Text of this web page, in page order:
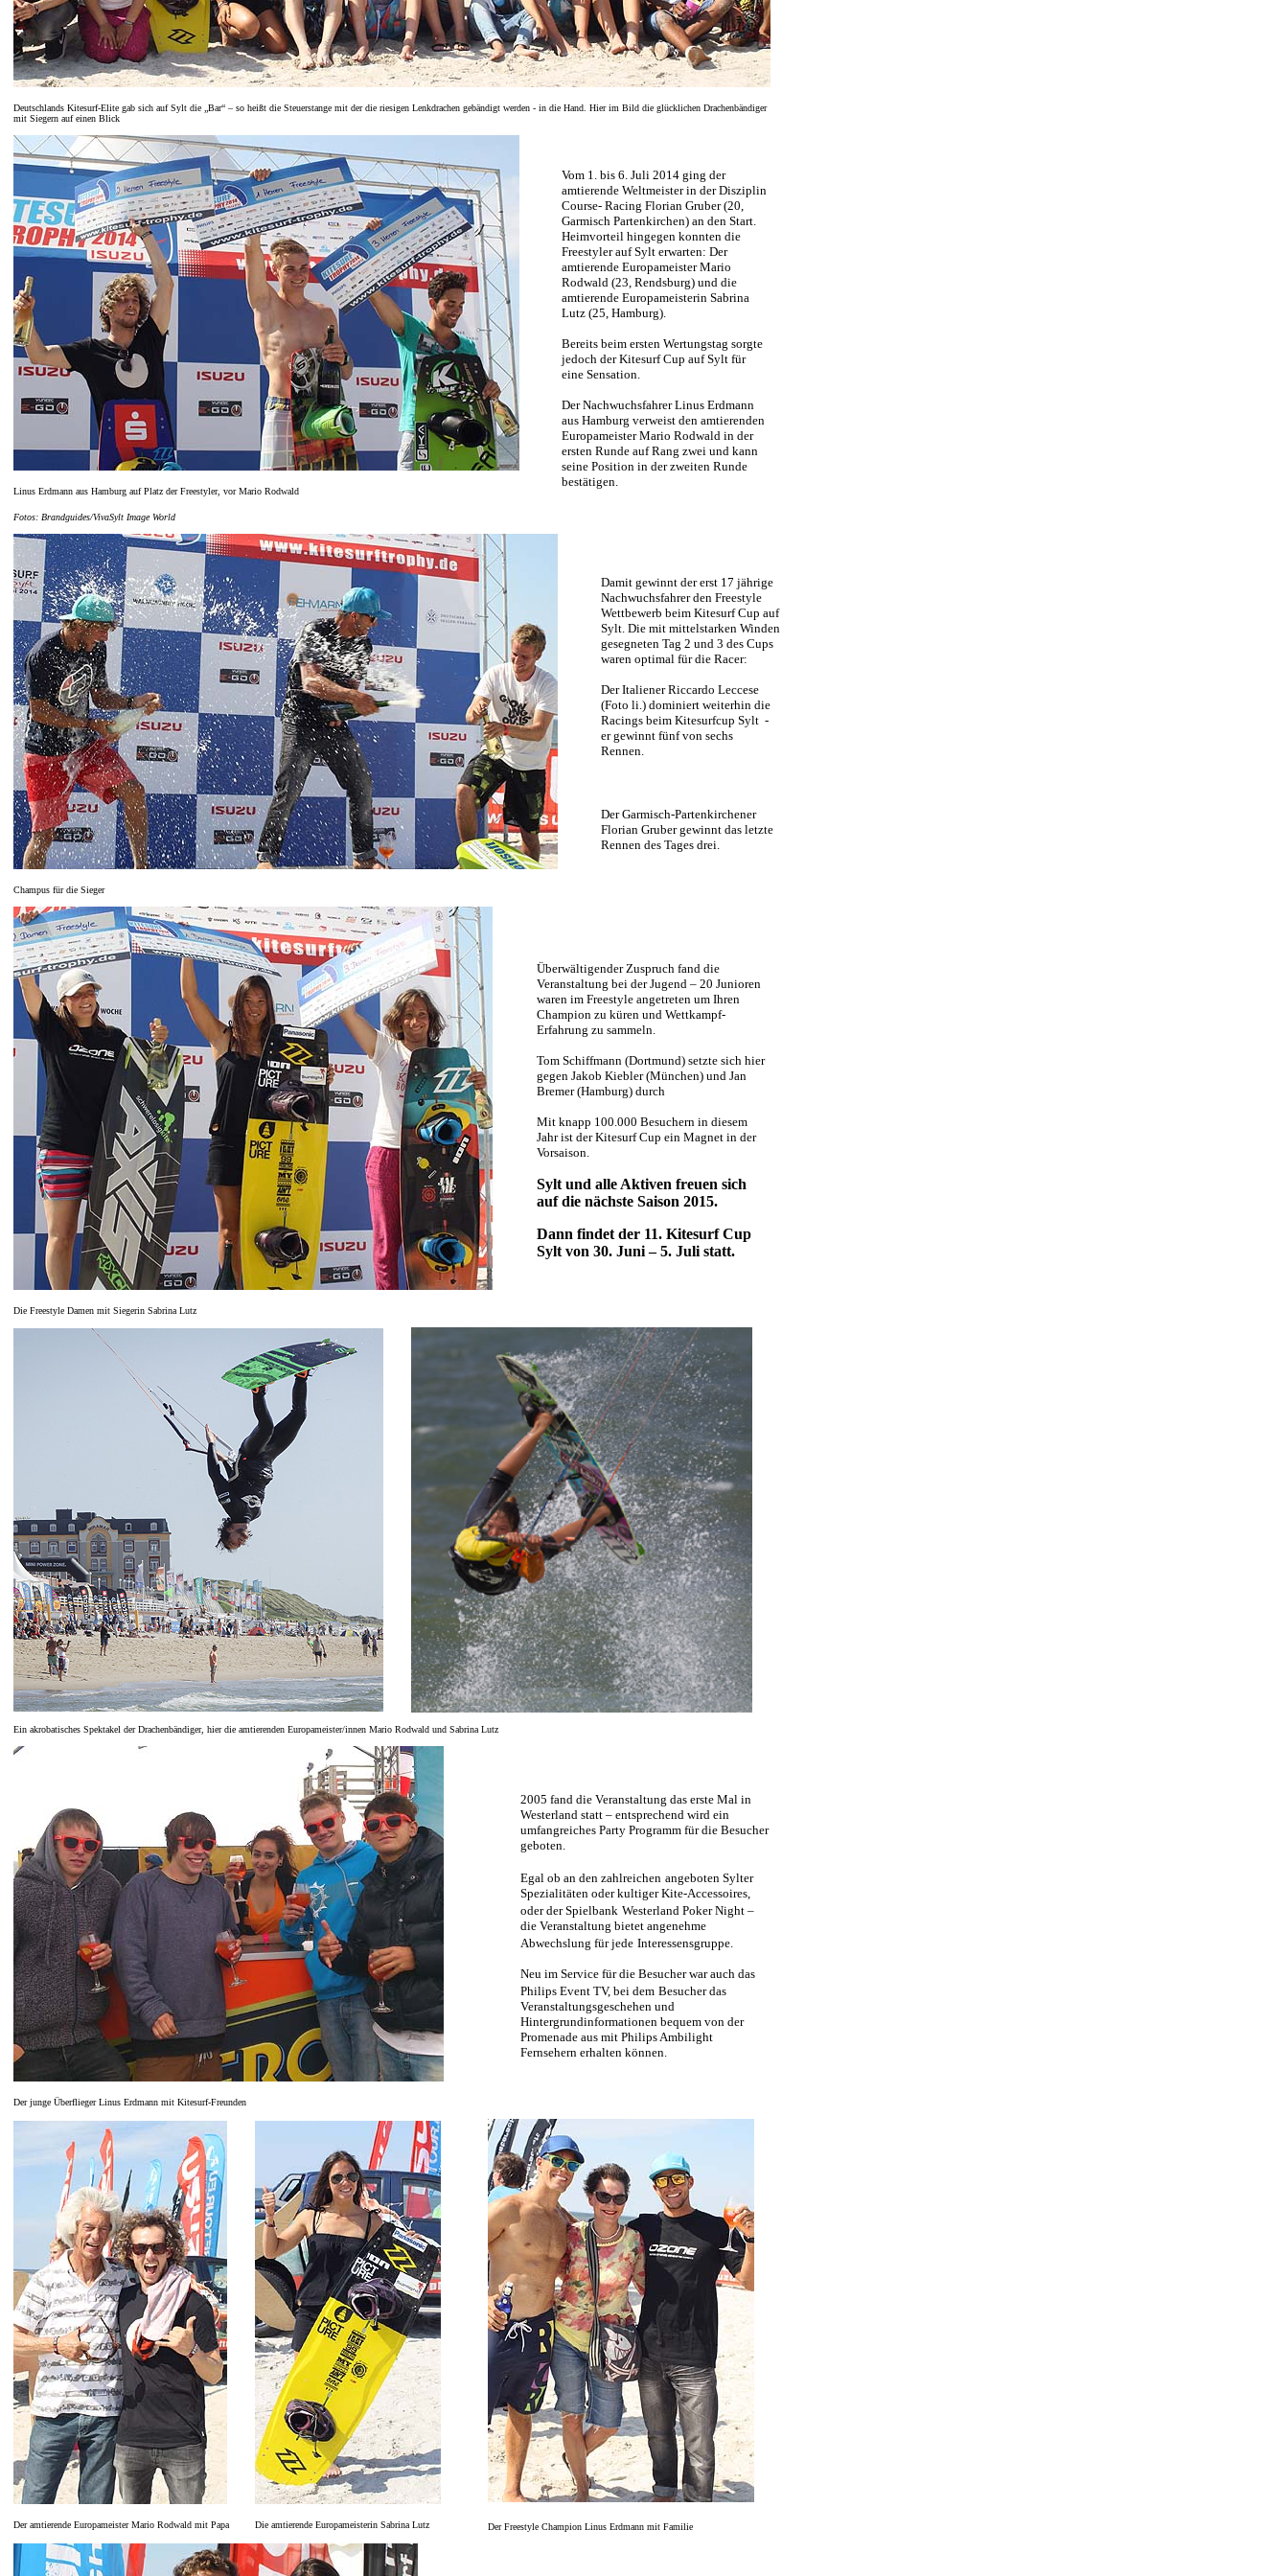
Deutschlands Kitesurf-Elite gab sich auf Sylt die „Bar“ – so heißt die Steuerstange mit der die riesigen Lenkdrachen gebändigt werden - in die Hand. Hier im Bild die glücklichen Drachenbändiger
mit Siegern auf einen Blick
Linus Erdmann aus Hamburg auf Platz der Freestyler, vor Mario Rodwald
Fotos: Brandguides/VivaSylt Image World
Vom 1. bis 6. Juli 2014 ging der
amtierende Weltmeister in der Disziplin
Course- Racing Florian Gruber (20,
Garmisch Partenkirchen) an den Start.
Heimvorteil hingegen konnten die
Freestyler auf Sylt erwarten: Der
amtierende Europameister Mario
Rodwald (23, Rendsburg) und die
amtierende Europameisterin Sabrina
Lutz (25, Hamburg).
Bereits beim ersten Wertungstag sorgte
jedoch der Kitesurf Cup auf Sylt für
eine Sensation.
Der Nachwuchsfahrer Linus Erdmann
aus Hamburg verweist den amtierenden
Europameister Mario Rodwald in der
ersten Runde auf Rang zwei und kann
seine Position in der zweiten Runde
bestätigen.
Champus für die Sieger
Damit gewinnt der erst 17 jährige
Nachwuchsfahrer den Freestyle
Wettbewerb beim Kitesurf Cup auf
Sylt. Die mit mittelstarken Winden
gesegneten Tag 2 und 3 des Cups
waren optimal für die Racer:
Der Italiener Riccardo Leccese
(Foto li.) dominiert weiterhin die
Racings beim Kitesurfcup Sylt -
er gewinnt fünf von sechs
Rennen.
Der Garmisch-Partenkirchener
Florian Gruber gewinnt das letzte
Rennen des Tages drei.
Die Freestyle Damen mit Siegerin Sabrina Lutz
Überwältigender Zuspruch fand die
Veranstaltung bei der Jugend – 20 Junioren
waren im Freestyle angetreten um Ihren
Champion zu küren und Wettkampf-
Erfahrung zu sammeln.
Tom Schiffmann (Dortmund) setzte sich hier
gegen Jakob Kiebler (München) und Jan
Bremer (Hamburg) durch
Mit knapp 100.000 Besuchern in diesem
Jahr ist der Kitesurf Cup ein Magnet in der
Vorsaison.
Sylt und alle Aktiven freuen sich
auf die nächste Saison 2015.
Dann findet der 11. Kitesurf Cup
Sylt von 30. Juni – 5. Juli statt.
Ein akrobatisches Spektakel der Drachenbändiger, hier die amtierenden Europameister/innen Mario Rodwald und Sabrina Lutz
Der junge Überflieger Linus Erdmann mit Kitesurf-Freunden
2005 fand die Veranstaltung das erste Mal in
Westerland statt – entsprechend wird ein
umfangreiches Party Programm für die Besucher
geboten.
Egal ob an den zahlreichen angeboten Sylter
Spezialitäten oder kultiger Kite-Accessoires,
oder der Spielbank Westerland Poker Night –
die Veranstaltung bietet angenehme
Abwechslung für jede Interessensgruppe.
Neu im Service für die Besucher war auch das
Philips Event TV, bei dem Besucher das
Veranstaltungsgeschehen und
Hintergrundinformationen bequem von der
Promenade aus mit Philips Ambilight
Fernsehern erhalten können.
Der amtierende Europameister Mario Rodwald mit Papa Die amtierende Europameisterin Sabrina Lutz Der Freestyle Champion Linus Erdmann mit Familie